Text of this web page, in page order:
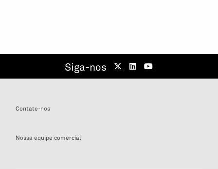
Siga-nos
Contate-nos
Nossa equipe comercial